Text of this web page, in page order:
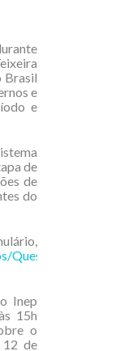
Brasil
e
e
de
de
do
Inep
15h
o
12 de